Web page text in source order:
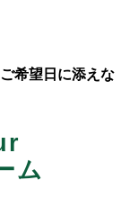
希望日に添えな
ム